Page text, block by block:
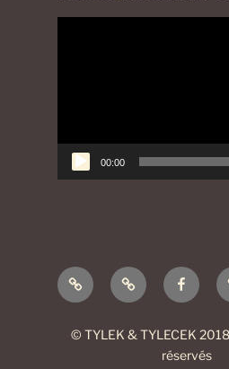
00:00
Vidéos
de
Contact
et
Page
© TYLEK & TYLECEK
réservés